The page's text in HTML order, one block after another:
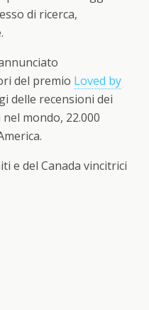
di ricerca,
del premio Loved by
delle recensioni dei
mondo, 22.000
e del Canada vincitrici